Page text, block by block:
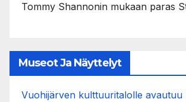
Tommy Shannonin mukaan paras
Museot Ja Näyttelyt
Vuohijärven kulttuuritalolle avautuu